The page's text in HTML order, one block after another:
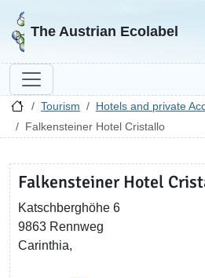
Go to homepage
The Austrian Ecolabel
Tourism
Hotels and private
Falkensteiner Hotel Cristallo
Falkensteiner Hotel
Katschberghöhe 6
9863 Rennweg
Carinthia,